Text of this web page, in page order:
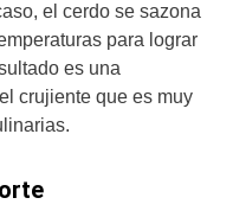
el cerdo se sazona
para lograr
es una
crujiente que es muy